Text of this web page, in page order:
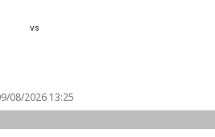
vs
08/2026 13:25